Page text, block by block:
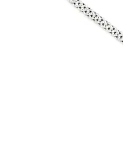
Bijuterii argint placat cu aur